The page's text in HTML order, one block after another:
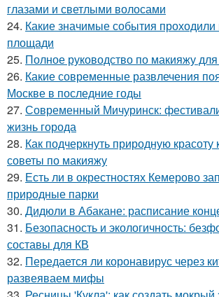
глазами и светлыми волосами
24. Какие значимые события проходили
площади
25. Полное руководство по макияжу для
26. Какие современные развлечения
Москве в последние годы
27. Современный Мичуринск:
жизнь города
28. Как подчеркнуть природную красоту
советы по макияжу
29. Есть ли в окрестностях Кемерово
природные парки
30. Дидюли в Абакане: расписание
31. Безопасность и экологичность:
составы для КВ
32. Передается ли коронавирус через
развеяваем мифы